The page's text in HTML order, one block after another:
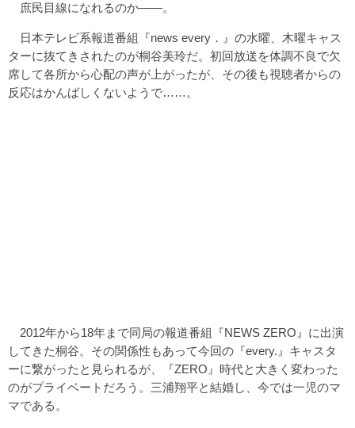
庶民目線になれるのか――。
日本テレビ系報道番組『news every．』の水曜、木曜キャス
ターに抜てきされたのが桐谷美玲だ。初回放送を体調不良で欠
席して各所から心配の声が上がったが、その後も視聴者からの
反応はかんばしくないようで……。
2012年から18年まで同局の報道番組『NEWS ZERO』に出演
してきた桐谷。その関係性もあって今回の『every.』キャスタ
ーに繋がったと見られるが、『ZERO』時代と大きく変わった
のがプライベートだろう。三浦翔平と結婚し、今では一児のマ
マである。